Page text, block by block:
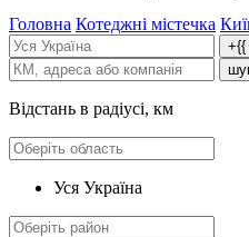
Головна Котеджні містечка
+{{
Відстань в радіусі, км
Уся Україна